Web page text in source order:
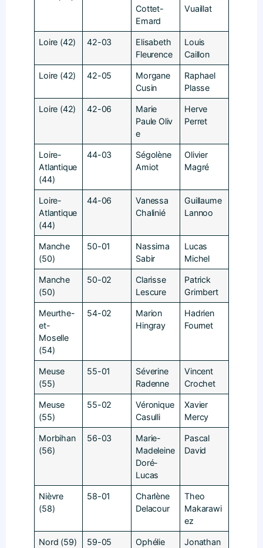
Cottet-
Emard
Vuaillat
Loire (42) 42-03
Elisabeth
Fleurence
Louis
Caillon
Loire (42) 42-05
Morgane
Cusin
Raphael
Plasse
Loire (42) 42-06
Marie
Paule Oliv
e
Herve
Perret
Loire-
Atlantique
(44)
44-03
Ségolène
Amiot
Olivier
Magré
Loire-
Atlantique
(44)
44-06
Vanessa
Chalinié
Guillaume
Lannoo
Manche
(50)
50-01
Nassima
Sabir
Lucas
Michel
Manche
(50)
50-02
Clarisse
Lescure
Patrick
Grimbert
Meurthe-
et-
Moselle
(54)
54-02
Marion
Hingray
Hadrien
Fournet
Meuse
(55)
55-01
Séverine
Radenne
Vincent
Crochet
Meuse
(55)
55-02
Véronique
Casulli
Xavier
Mercy
Morbihan
(56)
56-03
Marie-
Madeleine
Doré-
Lucas
Pascal
David
Nièvre
(58)
58-01
Charlène
Delacour
Theo
Makarawi
ez
Nord (59) 59-05
Ophélie
Jonathan